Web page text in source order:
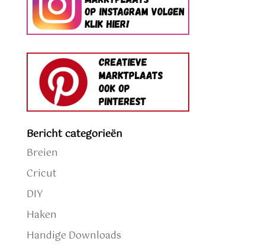
Bericht categorieën
Breien
Cricut
DIY
Haken
Handige Downloads